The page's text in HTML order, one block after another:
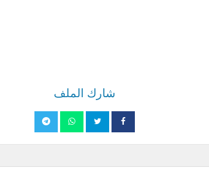
شارك الملف